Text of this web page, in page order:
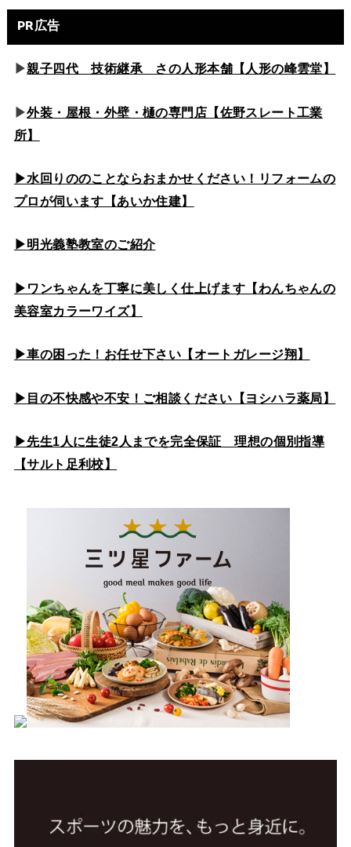
PR広告
▶親子四代 技術継承 さの人形本舗【人形の峰雲堂】
▶外装・屋根・外壁・樋の専門店【佐野スレート工業
所】
▶水回りののことならおまかせください！リフォームの
プロが伺います【あいか住建】
▶明光義塾教室のご紹介
▶ワンちゃんを丁寧に美しく仕上げます【わんちゃんの
美容室カラーワイズ】
▶車の困った！お任せ下さい【オートガレージ翔】
▶目の不快感や不安！ご相談ください【ヨシハラ薬局】
▶先生1人に生徒2人までを完全保証 理想の個別指導
【サルト足利校】